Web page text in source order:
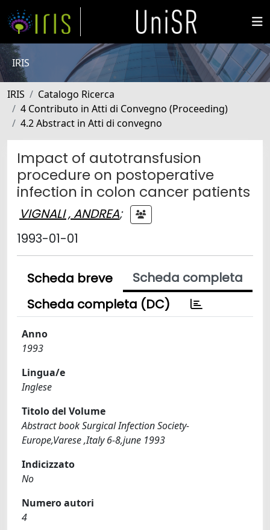
IRIS
IRIS
Catalogo Ricerca
4 Contributo in Atti di Convegno (Proceeding)
4.2 Abstract in Atti di convegno
Impact of autotransfusion
procedure on postoperative
infection in colon cancer patients
VIGNALI , ANDREA;
1993-01-01
Scheda breve
Scheda completa
Scheda completa (DC)
Anno
1993
Lingua/e
Inglese
Titolo del Volume
Abstract book Surgical Infection Society-
Europe,Varese ,Italy 6-8,june 1993
Indicizzato
No
Numero autori
4